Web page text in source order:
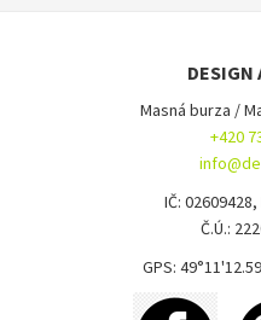
DESIGN
Masná burza /
+420
IČ:
Č.Ú.:
GPS: